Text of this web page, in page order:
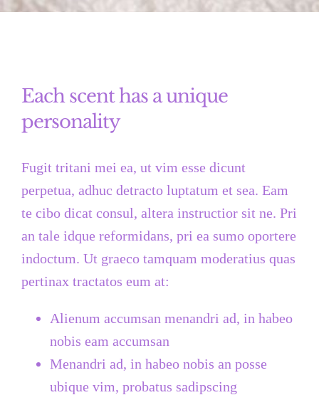
Each scent has a unique
personality
Fugit tritani mei ea, ut vim esse dicunt
perpetua, adhuc detracto luptatum et sea. Eam
te cibo dicat consul, altera instructior sit ne. Pri
an tale idque reformidans, pri ea sumo oportere
indoctum. Ut graeco tamquam moderatius quas
pertinax tractatos eum at:
Alienum accumsan menandri ad, in habeo
nobis eam accumsan
Menandri ad, in habeo nobis an posse
ubique vim, probatus sadipscing